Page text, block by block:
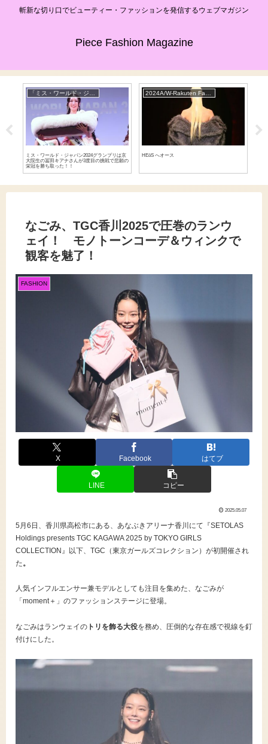
斬新な切り口でビューティー・ファッションを発信するウェブマガジン
Piece Fashion Magazine
「ミス・ワールド・ジャパン２０２４」の日本代表最終選考会
ミス・ワールド・ジャパン2024グランプリは京
大院生の冨田キアナさんが3度目の挑戦で悲願の
栄冠を勝ち取った！！
2024A/W-Rakuten Fashion Week TOKYO
HEōS へオース
なごみ、TGC香川2025で圧巻のランウ
ェイ！ モノトーンコーデ＆ウィンクで
観客を魅了！
FASHION
X Facebook はてブ
LINE コピー
2025.05.07
5月6日、香川県高松市にある、あなぶきアリーナ⾹川にて『SETOLAS
Holdings presents TGC KAGAWA 2025 by TOKYO GIRLS
COLLECTION』以下、TGC（東京ガールズコレクション）が初開催され
た。
人気インフルエンサー兼モデルとしても注目を集めた、なごみが
「moment＋」のファッションステージに登場。
なごみはランウェイの トリを飾る大役を務め、圧倒的な存在感で視線を釘
付けにした。